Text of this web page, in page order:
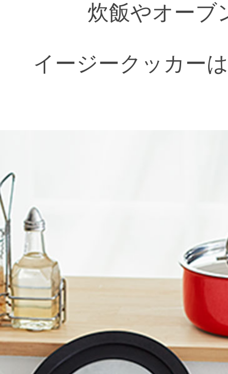
炊飯やオーブ
イージークッカー